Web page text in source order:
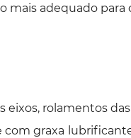
mais adequado
rolamentos
graxa